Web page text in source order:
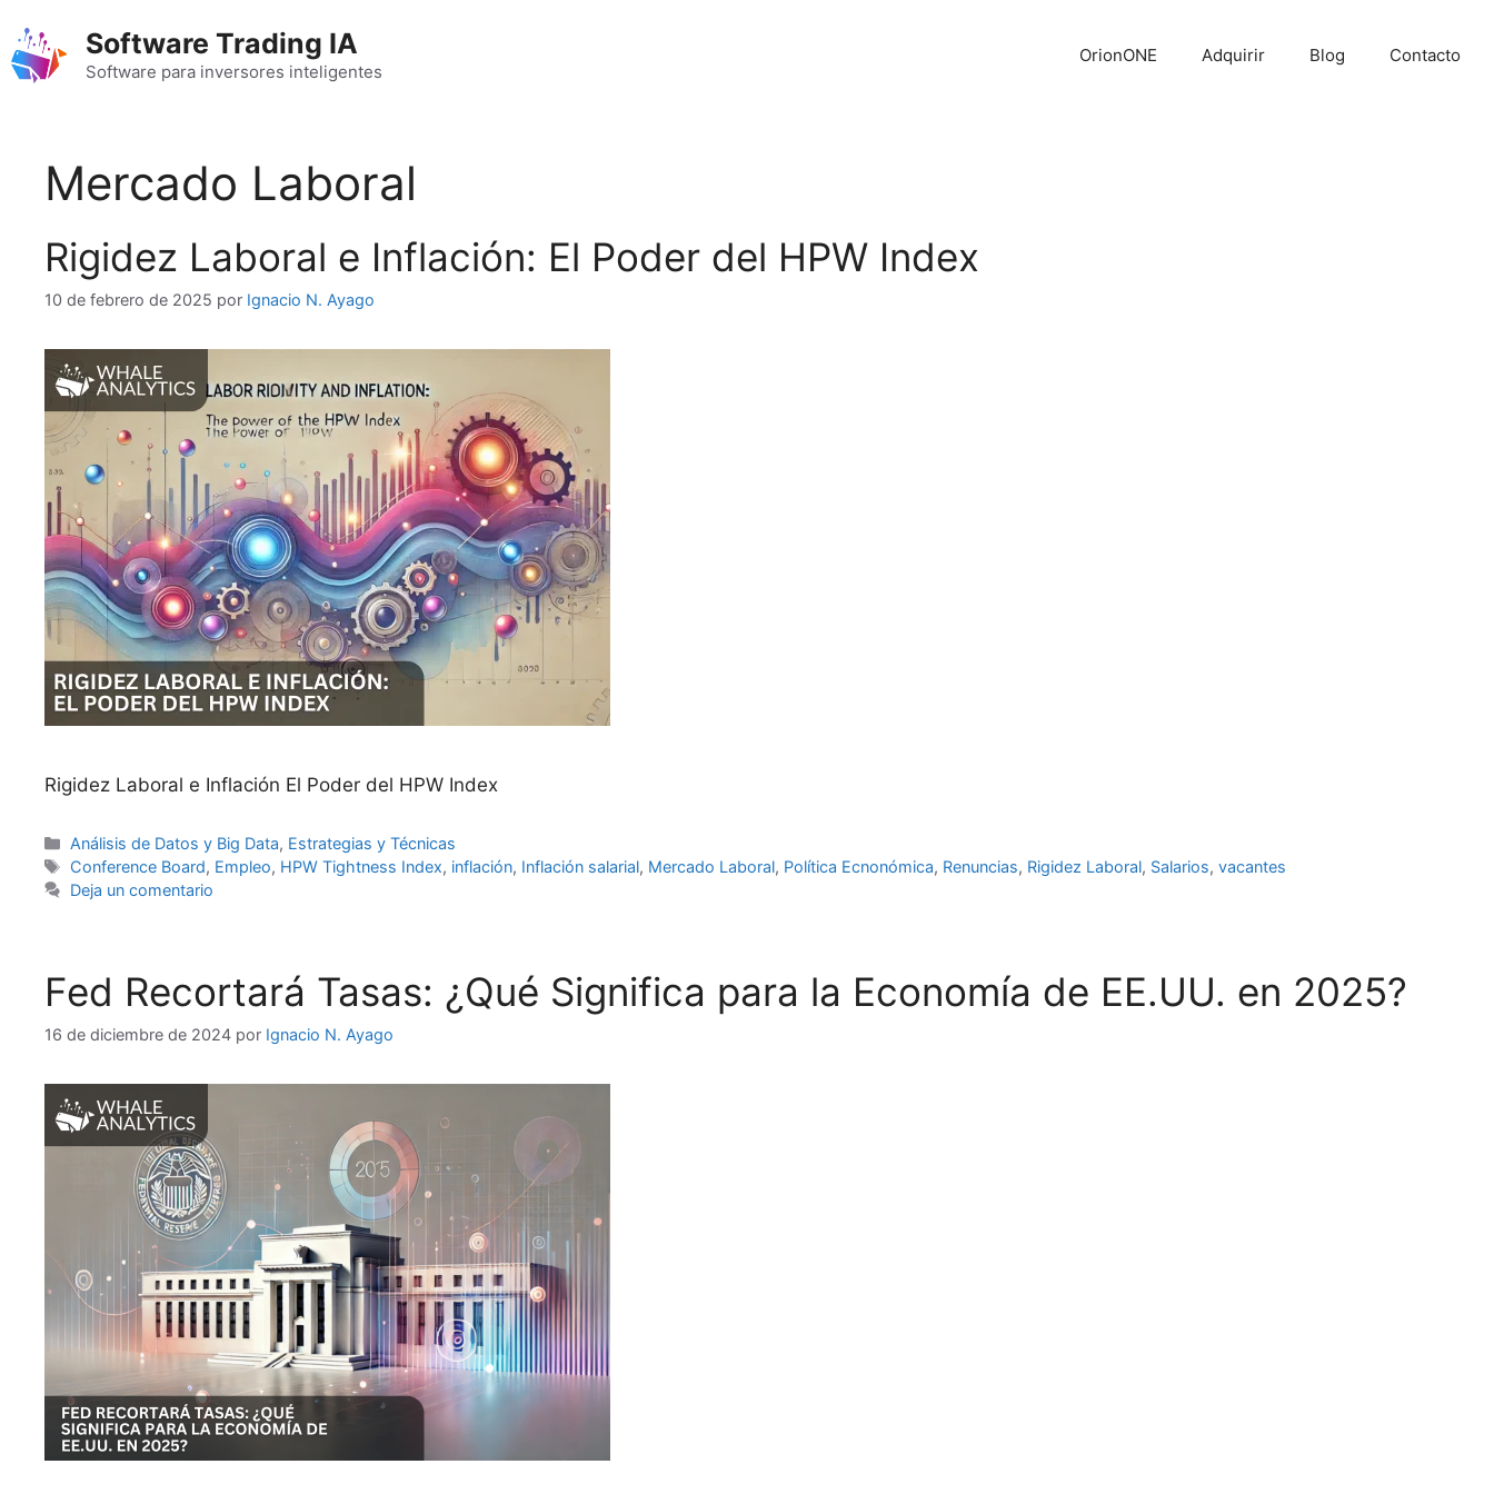
contenido
Software Trading IA
Software para inversores inteligentes
OrionONE Adquirir Blog Contacto
Mercado Laboral
Rigidez Laboral e Inflación: El Poder del HPW Index
10 de febrero de 2025 por Ignacio N. Ayago
Rigidez Laboral e Inflación El Poder del HPW Index
Categorías
Análisis de Datos y Big Data, Estrategias y Técnicas
Etiquetas
Conference Board, Empleo, HPW Tightness Index, inflación, Inflación salarial, Mercado Laboral, Política Ecnonómica, Renuncias, Rigidez Laboral, Salarios,vacantes
Deja un comentario
Fed Recortará Tasas: ¿Qué Significa para la Economía de EE.UU. en 2025?
16 de diciembre de 2024 por Ignacio N. Ayago